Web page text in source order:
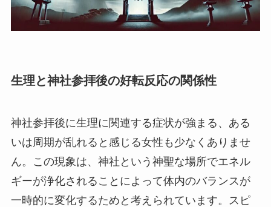
生理と神社参拝後の好転反応の関係性
神社参拝後に生理に関連する症状が強まる、ある
いは周期が乱れると感じる女性も少なくありませ
ん。この現象は、神社という神聖な場所でエネル
ギーが浄化されることによって体内のバランスが
一時的に変化するためと考えられています。スピ